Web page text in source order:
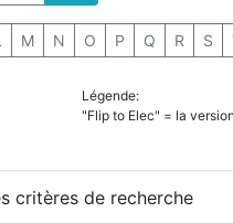
M N O P Q R S
Légende:
"Flip to Elec" = la
critères de recherche